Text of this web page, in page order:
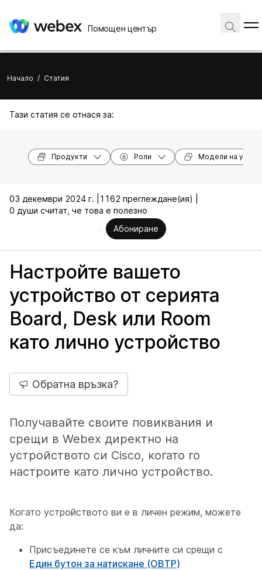
Помощен център
Начало / Статия
Тази статия се отнася за:
Продукти Роли Модели на
03 декември 2024 г. |
1162 преглеждане(ия) |
0 души считат, че това е полезно
Абониране
Настройте вашето
устройство от серията
Board, Desk или Room
като лично устройство
Обратна връзка?
Получавайте своите повиквания и
срещи в Webex директно на
устройството си Cisco, когато го
настроите като лично устройство.
Когато устройството ви е в личен режим, можете
да:
Присъединете се към личните си срещи с
Един бутон за натискане (OBTP)